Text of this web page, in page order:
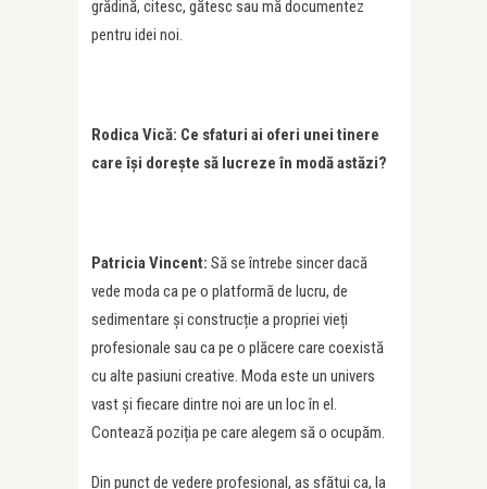
grădină, citesc, gătesc sau mă documentez
pentru idei noi.
Rodica Vică: Ce sfaturi ai oferi unei tinere
care își dorește să lucreze în modă astăzi?
Patricia Vincent: Să se întrebe sincer dacă
vede moda ca pe o platformă de lucru, de
sedimentare și construcție a propriei vieți
profesionale sau ca pe o plăcere care coexistă
cu alte pasiuni creative. Moda este un univers
vast și fiecare dintre noi are un loc în el.
Contează poziția pe care alegem să o ocupăm.
Din punct de vedere profesional, aș sfătui ca, la